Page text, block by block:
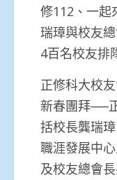
修112、一起
瑞璋與校友
4百名校友排
正修科大校
新春團拜──
括校長龔瑞
職涯發展中
及校友總會